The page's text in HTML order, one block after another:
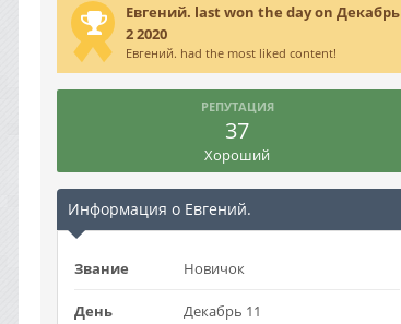
Евгений. last won the day on Декабрь
2 2020
Евгений. had the most liked content!
РЕПУТАЦИЯ
37
Хороший
Информация о Евгений.
Звание Новичок
День
Декабрь 11